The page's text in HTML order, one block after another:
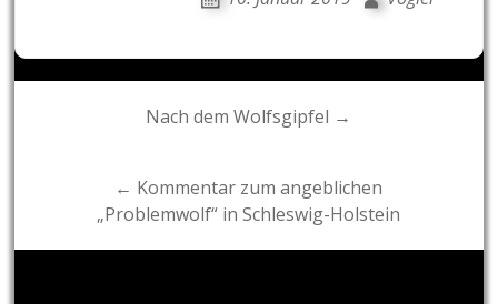
Nach dem Wolfsgipfel →
← Kommentar zum angeblichen
„Problemwolf“ in Schleswig-Holstein